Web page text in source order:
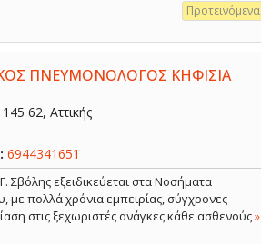
Προτεινόμενα
ΠΝΕΥΜΟΝΟΛΟΓΟΣ ΚΗΦΙΣΙΑ
62, Αττικής
6944341651
Σβόλης εξειδικεύεται στα Νοσήματα
με πολλά χρόνια εμπειρίας, σύγχρονες
στις ξεχωριστές ανάγκες κάθε ασθενούς»